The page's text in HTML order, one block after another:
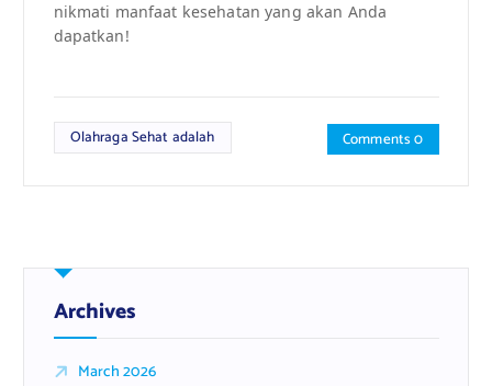
nikmati manfaat kesehatan yang akan Anda
dapatkan!
Olahraga Sehat adalah Comments 0
Archives
March 2026